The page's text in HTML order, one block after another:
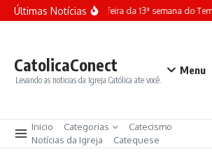
Ir para o conteúdo
Últimas NotíciasTerça-feira da 13ª semana do
CatolicaConect
Levando as noticias da Igreja Católica ate você.
Menu
Inicio Categorias
Catecismo
Notícias da Igreja
Catequese